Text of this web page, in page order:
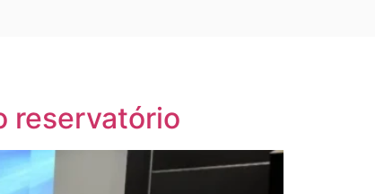
reservatório